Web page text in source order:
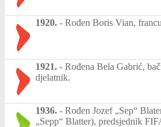
1920. - Rođen Boris Vian,
1921. - Rođena Bela Gabrić,
djelatnik.
1936. - Rođen Jozef „Sep“
„Sepp“ Blatter), predsjednik